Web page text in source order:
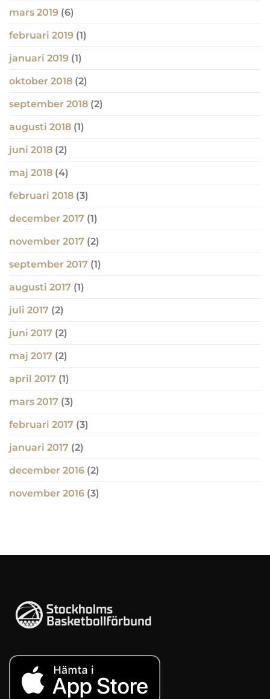
mars 2019 (6)
februari 2019 (1)
januari 2019 (1)
oktober 2018 (2)
september 2018 (2)
augusti 2018 (1)
juni 2018 (2)
maj 2018 (4)
februari 2018 (3)
december 2017 (1)
november 2017 (2)
september 2017 (1)
augusti 2017 (1)
juli 2017 (2)
juni 2017 (2)
maj 2017 (2)
april 2017 (1)
mars 2017 (3)
februari 2017 (3)
januari 2017 (2)
december 2016 (2)
november 2016 (3)